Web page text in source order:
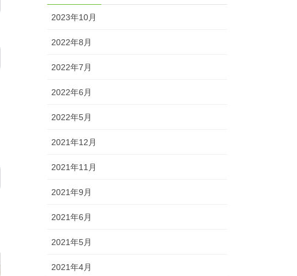
2023年10月
2022年8月
2022年7月
2022年6月
2022年5月
2021年12月
2021年11月
2021年9月
2021年6月
2021年5月
2021年4月